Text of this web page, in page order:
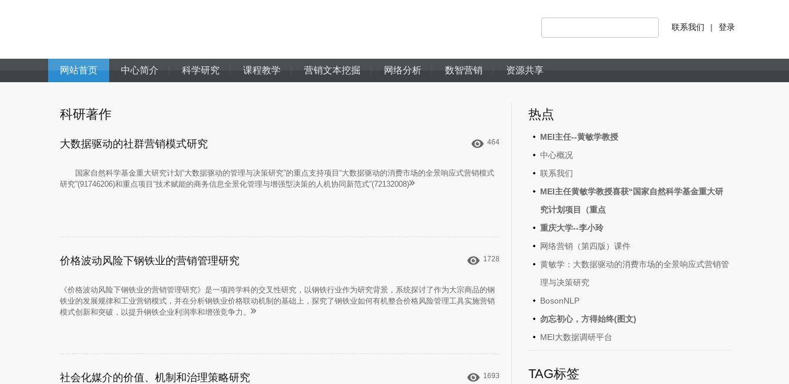
联系我们 | 登录
网站首页 中心简介 科学研究 课程教学 营销文本挖掘 网络分析 数智营销 资源共享
科研著作
大数据驱动的社群营销模式研究 464
国家自然科学基金重大研究计划“大数据驱动的管理与决策研究”的重点支持项目“大数据驱动的消费市场的全景响应式营销模式
研究”(91746206)和重点项目“技术赋能的商务信息全景化管理与增强型决策的人机协同新范式”(72132008)
价格波动风险下钢铁业的营销管理研究 1728
《价格波动风险下钢铁业的营销管理研究》是一项跨学科的交叉性研究，以钢铁行业作为研究背景，系统探讨了作为大宗商品的钢
铁业的发展规律和工业营销模式，并在分析钢铁业价格联动机制的基础上，探究了钢铁业如何有机整合价格风险管理工具实施营销
模式创新和突破，以提升钢铁企业利润率和增强竞争力。
社会化媒介的价值、机制和治理策略研究 1693
热点
MEI主任--黄敏学教授
中心概况
联系我们
MEI主任黄敏学教授喜获“国家自然科学基金重大研
究计划项目（重点
重庆大学--李小玲
网络营销（第四版）课件
黄敏学：大数据驱动的消费市场的全景响应式营销管
理与决策研究
BosonNLP
勿忘初心，方得始终(图文)
MEI大数据调研平台
TAG标签